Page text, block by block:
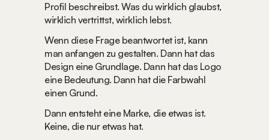
Profil beschreibst. Was du wirklich glaubst,
wirklich vertrittst, wirklich lebst.
Wenn diese Frage beantwortet ist, kann
man anfangen zu gestalten. Dann hat das
Design eine Grundlage. Dann hat das Logo
eine Bedeutung. Dann hat die Farbwahl
einen Grund.
Dann entsteht eine Marke, die etwas ist.
Keine, die nur etwas hat.